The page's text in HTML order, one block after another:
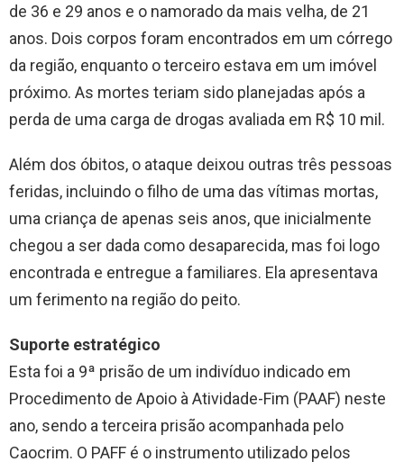
de 36 e 29 anos e o namorado da mais velha, de 21
anos. Dois corpos foram encontrados em um córrego
da região, enquanto o terceiro estava em um imóvel
próximo. As mortes teriam sido planejadas após a
perda de uma carga de drogas avaliada em R$ 10 mil.
Além dos óbitos, o ataque deixou outras três pessoas
feridas, incluindo o filho de uma das vítimas mortas,
uma criança de apenas seis anos, que inicialmente
chegou a ser dada como desaparecida, mas foi logo
encontrada e entregue a familiares. Ela apresentava
um ferimento na região do peito.
Suporte estratégico
Esta foi a 9ª prisão de um indivíduo indicado em
Procedimento de Apoio à Atividade-Fim (PAAF) neste
ano, sendo a terceira prisão acompanhada pelo
Caocrim. O PAFF é o instrumento utilizado pelos